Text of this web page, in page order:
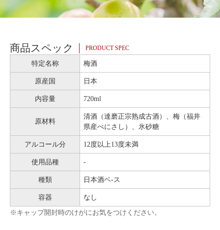
商品スペック PRODUCT SPEC
特定名称 梅酒
原産国 日本
内容量 720ml
原材料
清酒（達磨正宗熟成古酒）、梅（福井
県産べにさし）、氷砂糖
アルコール分 12度以上13度未満
使用品種 -
種類 日本酒ベ-ス
容器 なし
※キャップ開封時のけがにお気をつけください。